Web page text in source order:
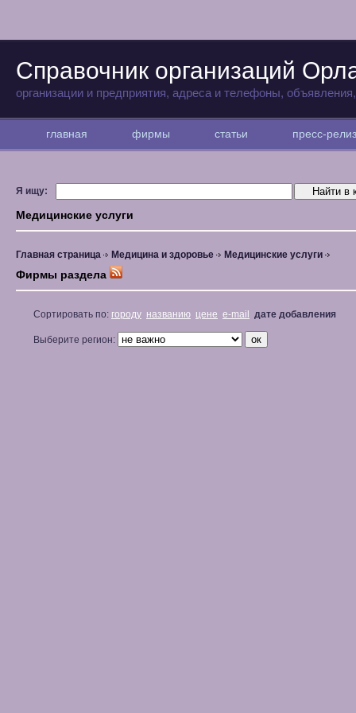
Справочник организаций
организации и предприятия, адреса и телефоны,
главная фирмы статьи пресс-
Я ищу:
Медицинские услуги
Главная страница Медицина и здоровье Медицинские услуги
Фирмы раздела
Сортировать по: городу названию цене e-mail дате добавления
Выберите регион: